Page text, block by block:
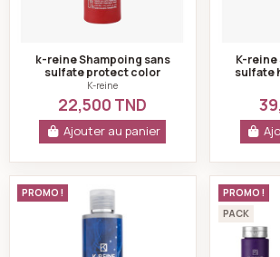
k-reine Shampoing sans
sulfate protect color
270ml
K-reine
22,500 TND
Ajouter au panier
K-reine
sulfate
k-reine Silver shampoing 250 ml
PROMO !
PROMO !
PACK